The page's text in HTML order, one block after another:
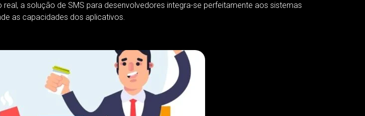
a solução de SMS para desenvolvedores integra-se perfeitamente aos sistemas
as capacidades dos aplicativos.